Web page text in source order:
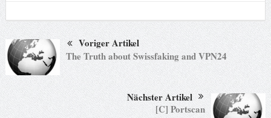
Voriger Artikel
The Truth about Swissfaking and VPN24
Nächster Artikel
[C] Portscan